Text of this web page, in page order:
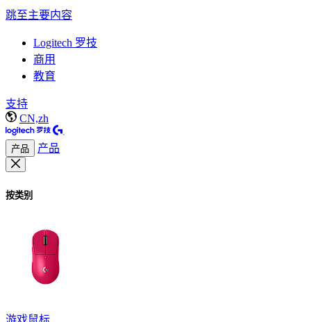
跳至主要内容
Logitech 罗技
商用
教育
支持
CN,zh
产品 产品
按类别
游戏鼠标